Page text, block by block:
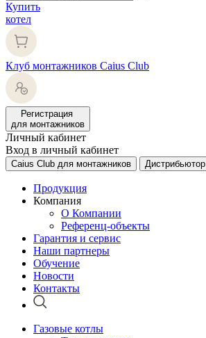
Купить
котел
Клуб монтажников Caius Club
Регистрация
для монтажников
Личный кабинет
Вход в личный кабинет
Caius Club для монтажников Дистрибьютор
Продукция
Компания
О Компании
Референц-объекты
Гарантия и сервис
Наши партнеры
Обучение
Новости
Контакты
Газовые котлы